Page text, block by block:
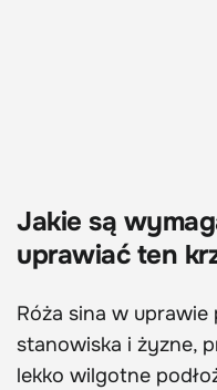
Jakie są
uprawiać ten
Róża sina w uprawie
stanowiska i żyzne,
lekko wilgotne